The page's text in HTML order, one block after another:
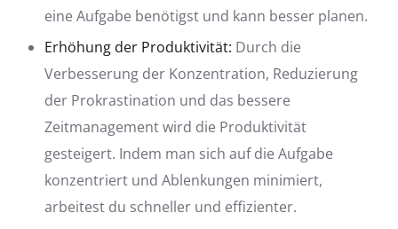
eine Aufgabe benötigst und kann besser planen.
Erhöhung der Produktivität: Durch die
Verbesserung der Konzentration, Reduzierung
der Prokrastination und das bessere
Zeitmanagement wird die Produktivität
gesteigert. Indem man sich auf die Aufgabe
konzentriert und Ablenkungen minimiert,
arbeitest du schneller und effizienter.